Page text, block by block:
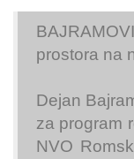
prostora na
Dejan
za program
NVO